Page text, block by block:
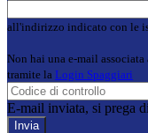
all'indirizzo indicato con le
Non hai una e-mail
tramite la Login Spaggiari
E-mail inviata, si prega